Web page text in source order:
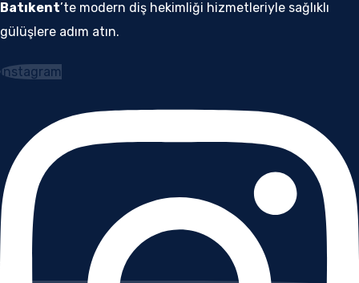
Batıkent’te modern diş hekimliği hizmetleriyle sağlıklı
gülüşlere adım atın.
Instagram